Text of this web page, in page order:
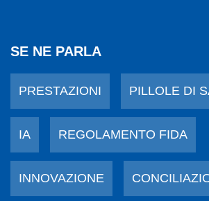
SE NE PARLA
PRESTAZIONI PILLOLE DI
IA REGOLAMENTO FIDA
INNOVAZIONE